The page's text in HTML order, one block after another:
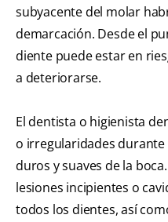
subyacente del molar
demarcación. Desde el
diente puede estar en
a deteriorarse.
El dentista o higienista
o irregularidades durante
duros y suaves de la
lesiones incipientes o
todos los dientes, así